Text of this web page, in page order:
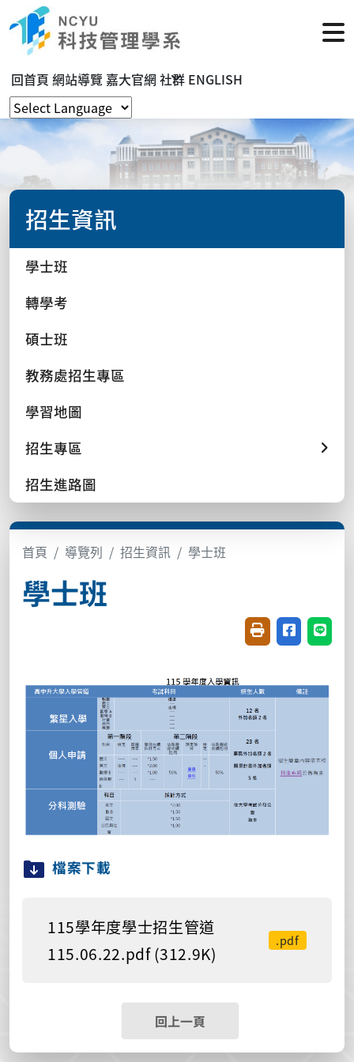
回首頁 網站導覽 嘉大官網 社群 ENGLISH
招生資訊
學士班
轉學考
碩士班
教務處招生專區
學習地圖
招生專區
招生進路圖
首頁 導覽列 招生資訊 學士班
學士班
友善列印(開新視
分享至臉書
分享
檔案下載
115學年度學士招生管道
115.06.22.pdf (312.9K)
.pdf
回上一頁